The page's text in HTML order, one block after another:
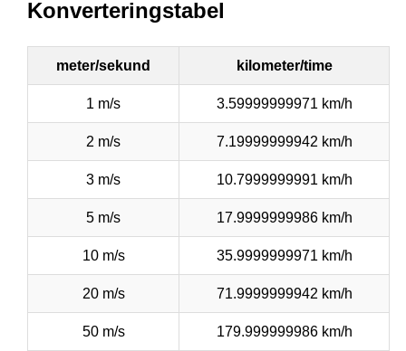
Konverteringstabel
meter/sekund kilometer/time
1 m/s 3.59999999971 km/h
2 m/s 7.19999999942 km/h
3 m/s 10.7999999991 km/h
5 m/s 17.9999999986 km/h
10 m/s 35.9999999971 km/h
20 m/s 71.9999999942 km/h
50 m/s 179.999999986 km/h